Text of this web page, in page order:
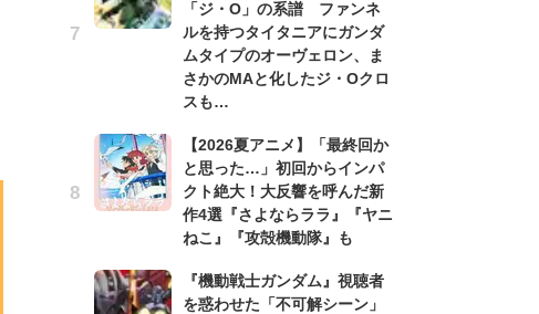
「ジ・O」の系譜 ファンネ
ルを持つタイタニアにガンダ
ムタイプのオーヴェロン、ま
さかのMAと化したジ・Oクロ
スも…
【2026夏アニメ】「最終回か
と思った…」初回からインパ
クト絶大！大反響を呼んだ新
作4選『さよならララ』『ヤニ
ねこ』『攻殻機動隊』も
『機動戦士ガンダム』視聴者
を惑わせた「不可解シーン」